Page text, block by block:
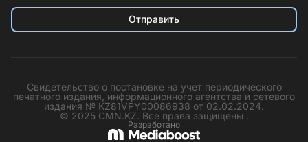
Отправить
Свидетельство о постановке на учет периодического
печатного издания, информационного агентства и сетевого
издания № KZ81VPY00086938 от 02.02.2024.
© 2025 CMN.KZ. Все права защищены .
Разработано